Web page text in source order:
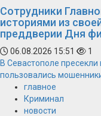
Сотрудники
историями из
преддверии Дня
06.08.2026 15:51
1
В Севастополе
пользовались
главное
Криминал
новости